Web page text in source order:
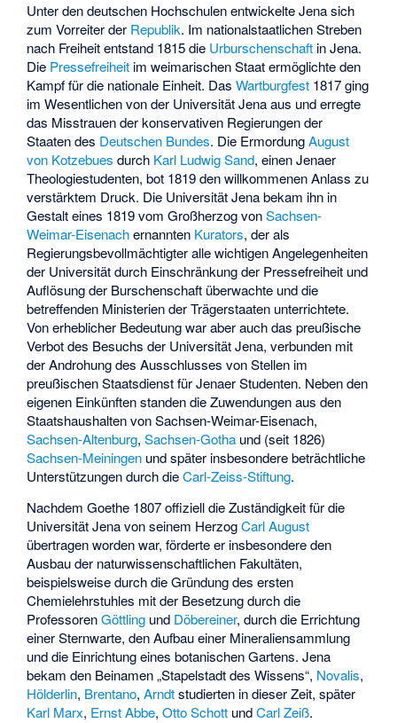
Unter den deutschen Hochschulen entwickelte Jena sich
zum Vorreiter der Republik. Im nationalstaatlichen Streben
nach Freiheit entstand 1815 die Urburschenschaft in Jena.
Die Pressefreiheit im weimarischen Staat ermöglichte den
Kampf für die nationale Einheit. DasWartburgfest 1817 ging
im Wesentlichen von der Universität Jena aus und erregte
das Misstrauen der konservativen Regierungen der
Staaten des Deutschen Bundes. Die ErmordungAugust
von Kotzebues durch Karl Ludwig Sand, einen Jenaer
Theologiestudenten, bot 1819 den willkommenen Anlass zu
verstärktem Druck. Die Universität Jena bekam ihn in
Gestalt eines 1819 vom Großherzog vonSachsen-
Weimar-Eisenachernannten Kurators, der als
Regierungsbevollmächtigter alle wichtigen Angelegenheiten
der Universität durch Einschränkung der Pressefreiheit und
Auflösung der Burschenschaft überwachte und die
betreffenden Ministerien der Trägerstaaten unterrichtete.
Von erheblicher Bedeutung war aber auch das preußische
Verbot des Besuchs der Universität Jena, verbunden mit
der Androhung des Ausschlusses von Stellen im
preußischen Staatsdienst für Jenaer Studenten. Neben den
eigenen Einkünften standen die Zuwendungen aus den
Staatshaushalten von Sachsen-Weimar-Eisenach,
Sachsen-Altenburg,Sachsen-Gotha und (seit 1826)
Sachsen-Meiningen und später insbesondere beträchtliche
Unterstützungen durch dieCarl-Zeiss-Stiftung.
Nachdem Goethe 1807 offiziell die Zuständigkeit für die
Universität Jena von seinem HerzogCarl August
übertragen worden war, förderte er insbesondere den
Ausbau der naturwissenschaftlichen Fakultäten,
beispielsweise durch die Gründung des ersten
Chemielehrstuhles mit der Besetzung durch die
ProfessorenGöttling und Döbereiner, durch die Errichtung
einer Sternwarte, den Aufbau einer Mineraliensammlung
und die Einrichtung eines botanischen Gartens. Jena
bekam den Beinamen „Stapelstadt des Wissens“, Novalis,
Hölderlin, Brentano,Arndtstudierten in dieser Zeit, später
Karl Marx, Ernst Abbe,Otto Schott undCarl Zeiß.